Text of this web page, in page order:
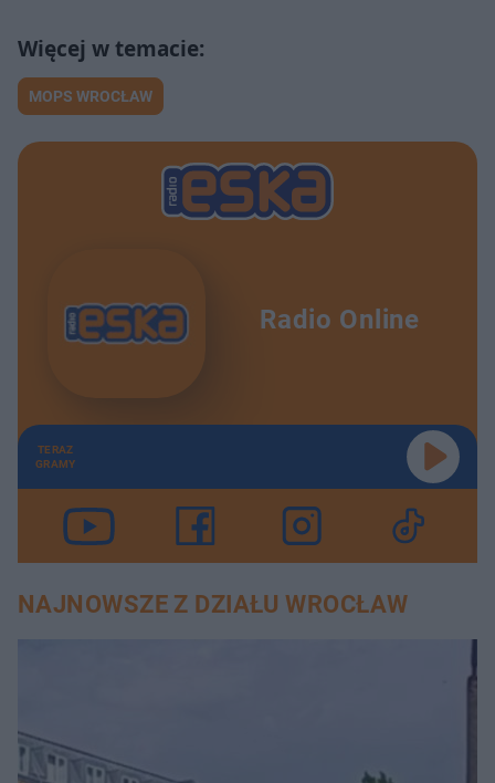
MOPS WROCŁAW
Radio Online
TERAZ
GRAMY
NAJNOWSZE Z DZIAŁU WROCŁAW